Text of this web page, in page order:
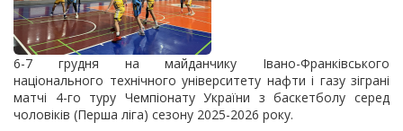
6-7 грудня на майданчику Івано-Франківського
національного технічного університету нафти і газу зіграні
матчі 4-го туру Чемпіонату України з баскетболу серед
чоловіків (Перша ліга) сезону 2025-2026 року.